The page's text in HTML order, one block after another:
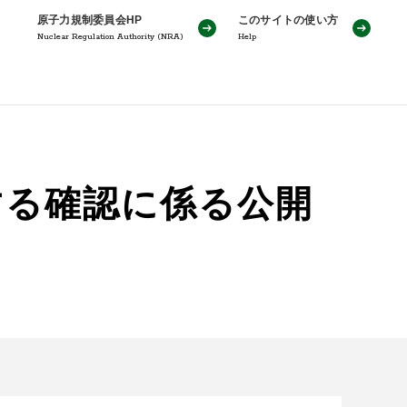
原子力規制委員会HP
Nuclear Regulation Authority (NRA)
このサイトの使い方
Help
確認に係る公開